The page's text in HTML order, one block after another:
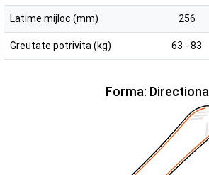
Latime mijloc (mm) 256
Greutate potrivita (kg) 63 - 83
Forma: Directional